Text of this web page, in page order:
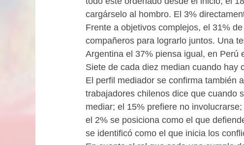
cargárselo al hombro. El 3%
Frente a objetivos complejos, el 31%
compañeros para lograrlo juntos. Una
Argentina el 37% piensa igual, en Perú
Siete de cada diez median cuando hay
El perfil mediador se confirma también
trabajadores chilenos dice que cuando
mediar; el 15% prefiere no
el 2% se posiciona como el que
se identificó como el que inicia los